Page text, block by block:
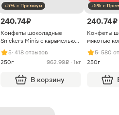
+5% с Премиум
240.74 ₽
Конфеты шоколадные
Snickers Minis с карамелью
арахисом и нугой
5· 418 отзывов
250г
962.99 ₽ · 1кг
В корзину
+5% с
240.74 ₽
Конфеты
мякотью
5· 580
250г